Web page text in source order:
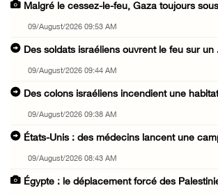
Malgré le cessez-le-feu, Gaza toujours
09/August/2026 09:53 AM
Des soldats israéliens ouvrent le feu sur un
09/August/2026 09:44 AM
Des colons israéliens incendient une
09/August/2026 09:38 AM
États-Unis : des médecins lancent une
09/August/2026 08:43 AM
Égypte : le déplacement forcé des